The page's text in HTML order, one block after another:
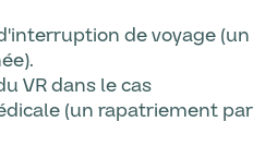
de voyage (un
VR dans le cas
(un rapatriement par